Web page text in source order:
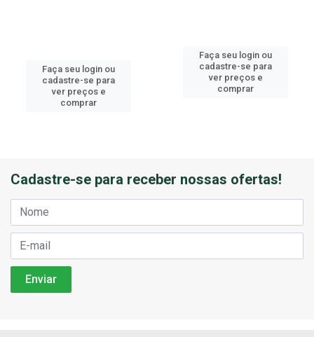
Faça seu login ou
cadastre-se para
ver preços e
comprar
Faça seu login ou
cadastre-se para
ver preços e
comprar
Cadastre-se para receber nossas ofertas!